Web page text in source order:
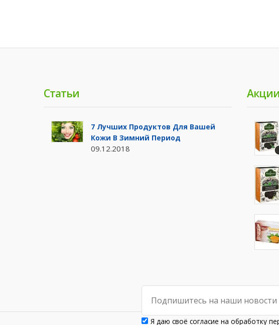
Статьи
7 Лучших Продуктов Для Вашей
Кожи В Зимний Период
09.12.2018
Акции
Я даю своё согласие на обработку